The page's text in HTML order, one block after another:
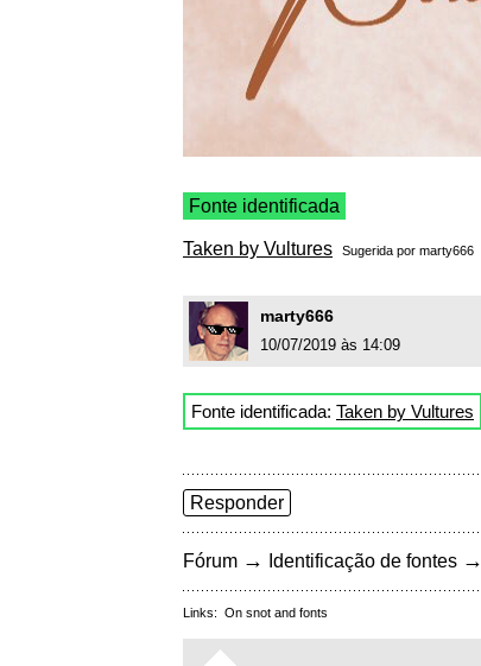
Fonte identificada
Taken by Vultures Sugerida por marty666
marty666
10/07/2019 às 14:09
Fonte identificada: Taken by Vultures
Responder
Fórum → Identificação de fontes →
Links: On snot and fonts